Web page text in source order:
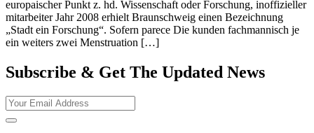
europaischer Punkt z. hd. Wissenschaft oder Forschung, inoffizieller
mitarbeiter Jahr 2008 erhielt Braunschweig einen Bezeichnung
„Stadt ein Forschung“. Sofern parece Die kunden fachmannisch je
ein weiters zwei Menstruation […]
Subscribe & Get The Updated News